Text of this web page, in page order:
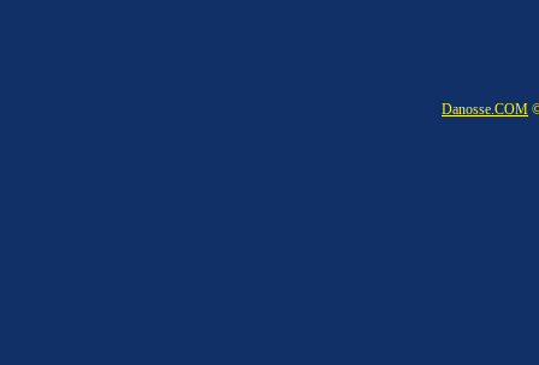
Danosse.COM